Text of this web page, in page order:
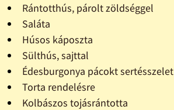
Rántotthús, párolt zöldséggel
Saláta
Húsos káposzta
Sülthús, sajttal
Édesburgonya pácokt sertésszelet
Torta rendelésre
Kolbászos tojásrántotta